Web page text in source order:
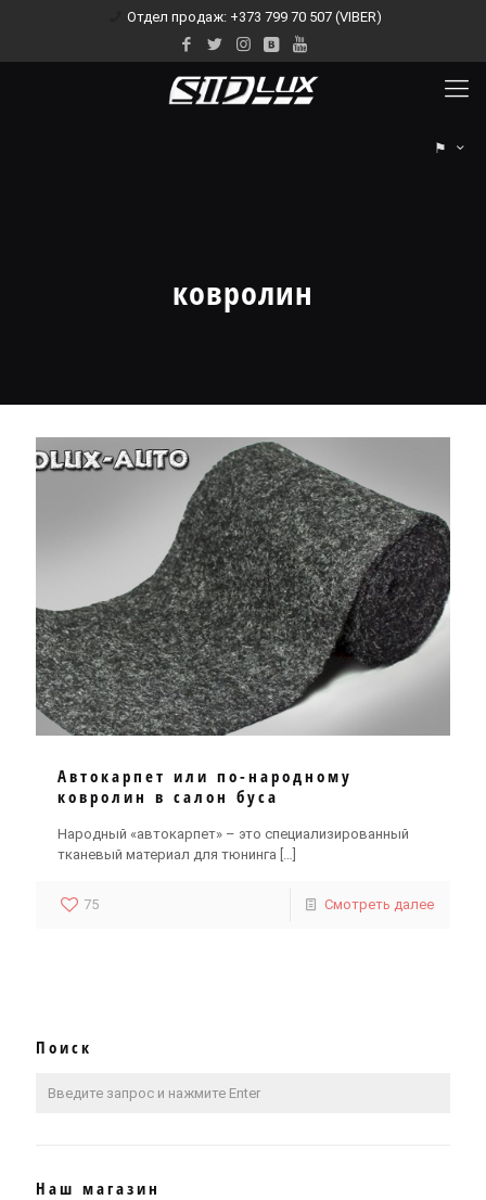
Отдел продаж: +373 799 70 507 (VIBER)
⚑
ковролин
Автокарпет или по-народному
ковролин в салон буса
Народный «автокарпет» – это специализированный
тканевый материал для тюнинга
75 Смотреть далее
Поиск
Наш магазин